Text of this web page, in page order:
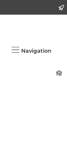
Navigation